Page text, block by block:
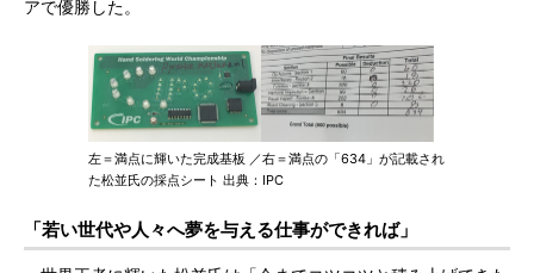
アで優勝した。
左＝満点に輝いた完成基板 ／右＝満点の「634」が記載され
た松並氏の採点シート 出典：IPC
「若い世代や人々へ夢を与える仕事ができれば」